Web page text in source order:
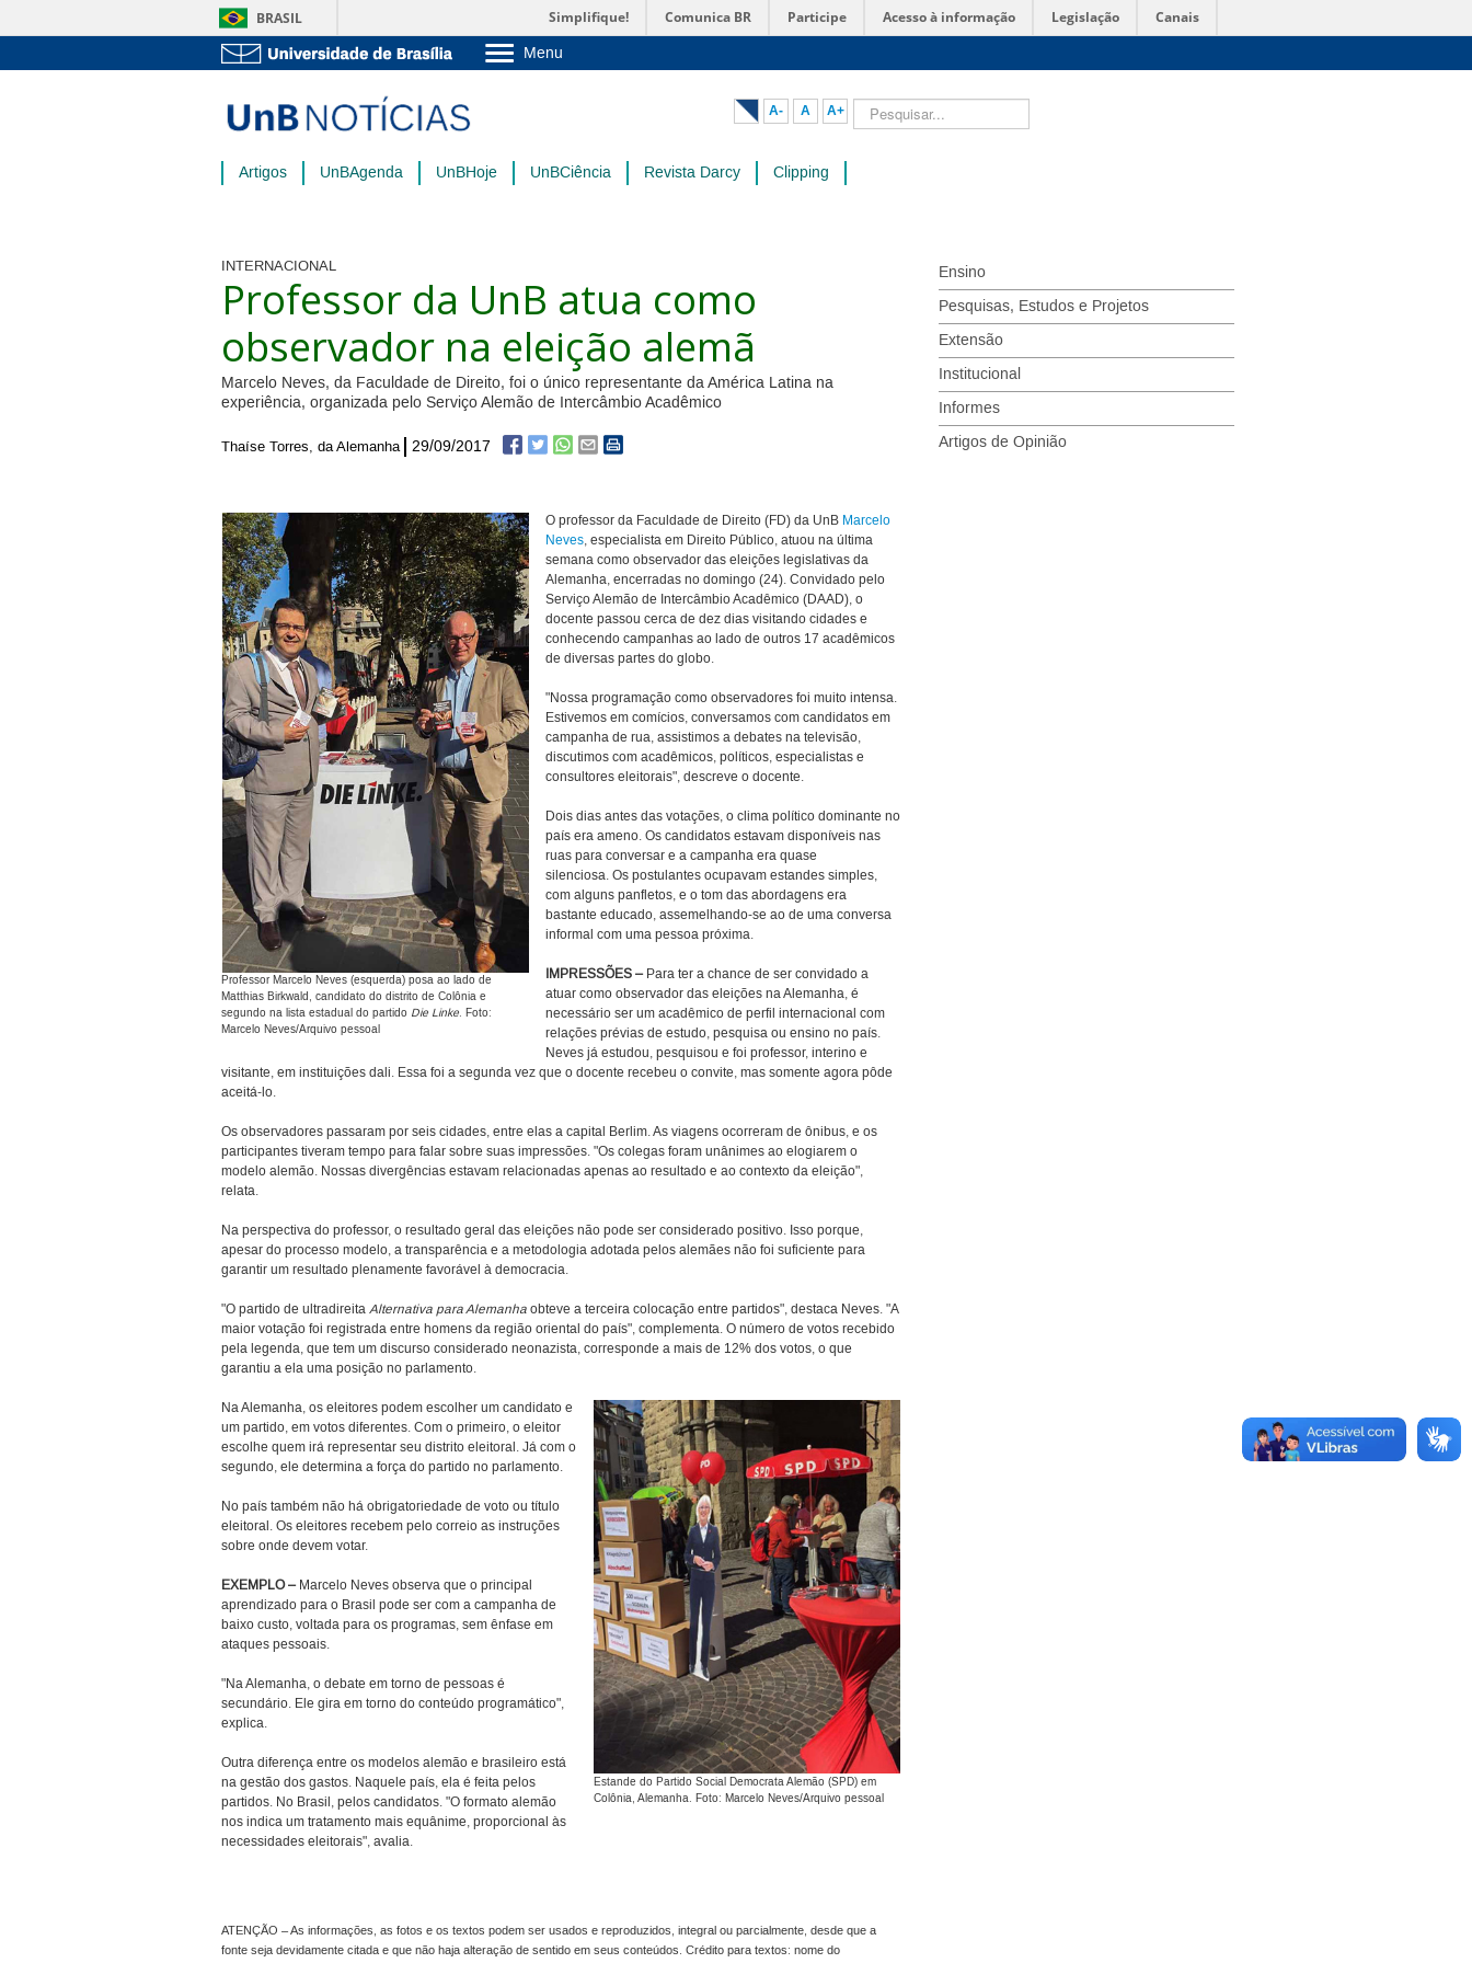
BRASIL Simplifique! Comunica BR Participe Acesso à informação Legislação Canais
Menu
Pós-Graduação
Administração
A- A A+ Pesquisar...
Artigos UnBAgenda UnBHoje UnBCiência Revista Darcy Clipping
INTERNACIONAL
Professor da UnB atua como
observador na eleição alemã
Marcelo Neves, da Faculdade de Direito, foi o único representante da América Latina na
experiência, organizada pelo Serviço Alemão de Intercâmbio Acadêmico
Thaíse Torres, da Alemanha 29/09/2017
Professor Marcelo Neves (esquerda) posa ao lado de
Matthias Birkwald, candidato do distrito de Colônia e
segundo na lista estadual do partido Die Linke. Foto:
Marcelo Neves/Arquivo pessoal
O professor da Faculdade de Direito (FD) da UnB Marcelo
Neves, especialista em Direito Público, atuou na última
semana como observador das eleições legislativas da
Alemanha, encerradas no domingo (24). Convidado pelo
Serviço Alemão de Intercâmbio Acadêmico (DAAD), o
docente passou cerca de dez dias visitando cidades e
conhecendo campanhas ao lado de outros 17 acadêmicos
de diversas partes do globo.
"Nossa programação como observadores foi muito intensa.
Estivemos em comícios, conversamos com candidatos em
campanha de rua, assistimos a debates na televisão,
discutimos com acadêmicos, políticos, especialistas e
consultores eleitorais", descreve o docente.
Dois dias antes das votações, o clima político dominante no
país era ameno. Os candidatos estavam disponíveis nas
ruas para conversar e a campanha era quase
silenciosa. Os postulantes ocupavam estandes simples,
com alguns panfletos, e o tom das abordagens era
bastante educado, assemelhando-se ao de uma conversa
informal com uma pessoa próxima.
IMPRESSÕES –Para ter a chance de ser convidado a
atuar como observador das eleições na Alemanha, é
necessário ser um acadêmico de perfil internacional com
relações prévias de estudo, pesquisa ou ensino no país.
Neves já estudou, pesquisou e foi professor, interino e
visitante, em instituições dali. Essa foi a segunda vez que o docente recebeu o convite, mas somente agora pôde
aceitá-lo.
Os observadores passaram por seis cidades, entre elas a capital Berlim. As viagens ocorreram de ônibus, e os
participantes tiveram tempo para falar sobre suas impressões. "Os colegas foram unânimes ao elogiarem o
modelo alemão. Nossas divergências estavam relacionadas apenas ao resultado e ao contexto da eleição",
relata.
Na perspectiva do professor, o resultado geral das eleições não pode ser considerado positivo. Isso porque,
apesar do processo modelo, a transparência e a metodologia adotada pelos alemães não foi suficiente para
garantir um resultado plenamente favorável à democracia.
"O partido de ultradireita Alternativa para Alemanha obteve a terceira colocação entre partidos", destaca Neves. "A
maior votação foi registrada entre homens da região oriental do país", complementa. O número de votos recebido
pela legenda, que tem um discurso considerado neonazista, corresponde a mais de 12% dos votos, o que
garantiu a ela uma posição no parlamento.
Estande do Partido Social Democrata Alemão (SPD) em
Colônia, Alemanha. Foto: Marcelo Neves/Arquivo pessoal
Na Alemanha, os eleitores podem escolher um candidato e
um partido, em votos diferentes. Com o primeiro, o eleitor
escolhe quem irá representar seu distrito eleitoral. Já com o
segundo, ele determina a força do partido no parlamento.
No país também não há obrigatoriedade de voto ou título
eleitoral. Os eleitores recebem pelo correio as instruções
sobre onde devem votar.
EXEMPLO–Marcelo Neves observa que o principal
aprendizado para o Brasil pode ser com a campanha de
baixo custo, voltada para os programas, sem ênfase em
ataques pessoais.
"Na Alemanha, o debate em torno de pessoas é
secundário. Ele gira em torno do conteúdo programático",
explica.
Outra diferença entre os modelos alemão e brasileiro está
na gestão dos gastos. Naquele país, ela é feita pelos
partidos. No Brasil, pelos candidatos. "O formato alemão
nos indica um tratamento mais equânime, proporcional às
necessidades eleitorais", avalia.
ATENÇÃO – As informações, as fotos e os textos podem ser usados e reproduzidos, integral ou parcialmente, desde que a
fonte seja devidamente citada e que não haja alteração de sentido em seus conteúdos. Crédito para textos: nome do
Ensino
Pesquisas, Estudos e Projetos
Extensão
Institucional
Informes
Artigos de Opinião